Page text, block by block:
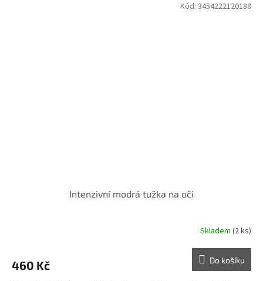
Intenzivní modrá tužka na oči
Skladem (2 ks)
460 Kč Do košíku
Kód: 3454222120188